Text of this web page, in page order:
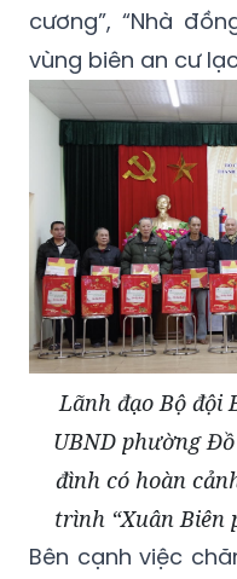
cương”, “Nhà
vùng biên an cư
Lãnh đạo Bộ đội
UBND phường
đình có hoàn
trình “Xuân Biên
Bên cạnh việc